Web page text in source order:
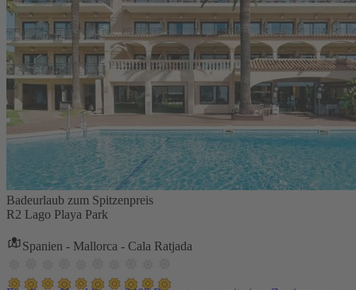
Badeurlaub zum Spitzenpreis
R2 Lago Playa Park
Spanien - Mallorca - Cala Ratjada